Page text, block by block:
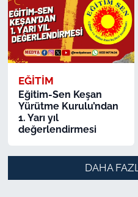
EĞİTİM
Eğitim-Sen Keşan
Yürütme Kurulu’ndan
1. Yarı yıl
değerlendirmesi
DAHA